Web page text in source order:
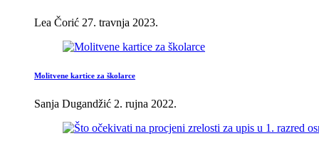
Lea Čorić 27. travnja 2023.
Molitvene kartice za školarce
Sanja Dugandžić 2. rujna 2022.